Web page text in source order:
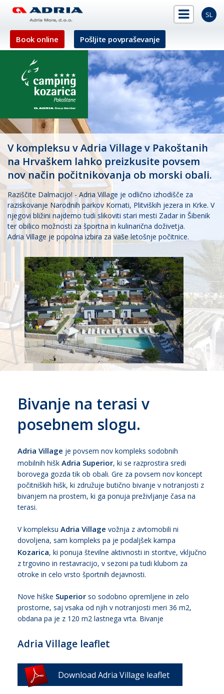
SL
Book online Pošljite povpraševanje
V kompleksu v Adria Village v Pakoštanih
na Hrvaškem lahko preizkusite povsem
nov način počitnikovanja ob morski obali.
Raziščite Dalmacijo! - Adria Village je odlično izhodišče za
raziskovanje Narodnih parkov Kornati, Plitviških jezera in Krke. V
njegovi bližini najdemo tudi slikoviti stari mesti Zadar in Šibenik
ter obilico možnosti za športna in kulinarična doživetja.
Adria Village je popolna izbira za vaše letošnje počitnice.
Bivanje na terasi v
posebnem slogu.
Adria Village je povsem nov kompleks sodobnih
mobilnih hišk Adria Superior, ki se razprostira sredi
borovega gozda tik ob obali. Gre za povsem nov koncept
počitniških hišk, ki združuje butično bivanje v notranjosti z
bivanjem na prostem, ki ga ponuja preživljanje časa na
terasi.
V kompleksu Adria Village vožnja z avtomobili ni
dovoljena, sam kompleks pa je podaljšek kampa
Kozarica, ki ponuja številne aktivnosti in storitve, vključno
z trgovino in restavracijo, v sezoni pa tudi klubom za
otroke in celo vrsto športnih dejavnosti.
Nove hiške Superior so sodobno opremljene in zelo
prostorne, saj vsaka od njih v notranjosti meri 36 m2,
obdana pa je z 120 m2 lastnega vrta. Bivanje
Adria Village leaflet
Download Adria Village leaflet